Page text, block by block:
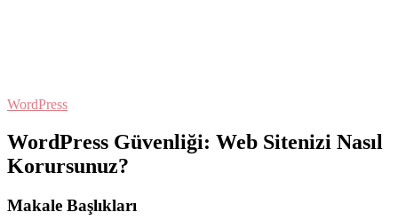
WordPress
WordPress Güvenliği: Web Sitenizi Nasıl
Korursunuz?
Makale Başlıkları